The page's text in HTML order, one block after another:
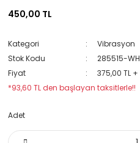
450,00 TL
Kategori
Vibrasyon
Stok Kodu
285515-WH
Fiyat
375,00 TL +
*93,60 TL den başlayan taksitlerle!!
Adet